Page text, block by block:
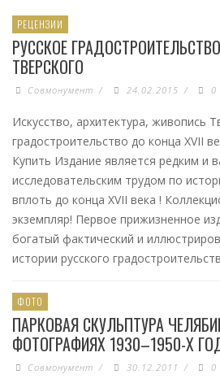
РЕЦЕНЗИИ
РУССКОЕ
ТВЕРСКОГО
Совмонумент / 24.02.2015 / 0
Искусство, архитектура, живопись
градостроительство до конца ХVII
Купить Издание является редким и
исследовательским трудом по
вплоть до конца ХVII века !
экземпляр! Первое прижизненное
богатый фактический и
истории русского
ФОТО
ПАРКОВАЯ СКУЛЬПТУРА
ФОТОГРАФИЯХ 1930–1950-Х
Совмонумент / 30.12.2011 / 0